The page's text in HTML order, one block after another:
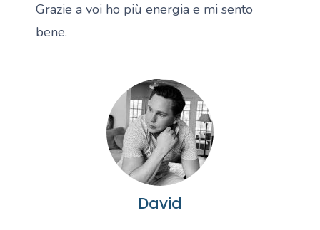
Grazie a voi ho più energia e mi sento
bene.
David